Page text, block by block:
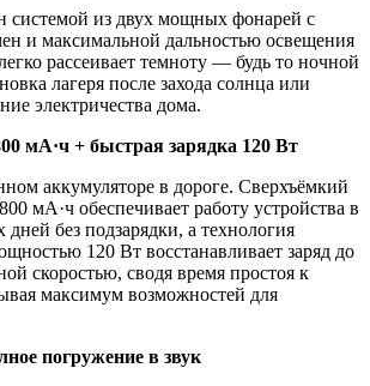
системой из двух мощных фонарей с
и максимальной дальностью освещения
рассеивает темноту — будь то ночной
лагеря после захода солнца или
электричества дома.
мА·ч + быстрая зарядка 120 Вт
аккумуляторе в дороге. Сверхъёмкий
мА·ч обеспечивает работу устройства в
дней без подзарядки, а технология
120 Вт восстанавливает заряд до
скоростью, сводя время простоя к
максимум возможностей для
погружение в звук